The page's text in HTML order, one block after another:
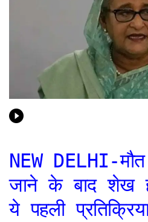
NEW DELHI-
जाने के बाद शेख
ये पहली